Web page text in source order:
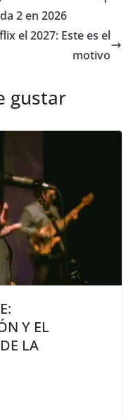
2 en 2026
el 2027: Este es el
motivo
gustar
Y EL
LA